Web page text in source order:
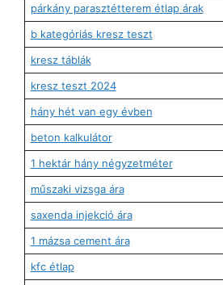
párkány parasztétterem étlap árak
b kategóriás kresz teszt
kresz táblák
kresz teszt 2024
hány hét van egy évben
beton kalkulátor
1 hektár hány négyzetméter
műszaki vizsga ára
saxenda injekció ára
1 mázsa cement ára
kfc étlap